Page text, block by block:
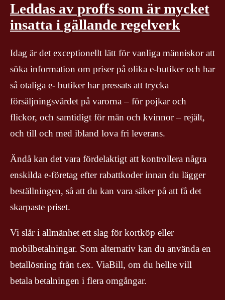
Leddas av proffs som är mycket
insatta i gällande regelverk
Idag är det exceptionellt lätt för vanliga människor att
söka information om priser på olika e-butiker och har
så otaliga e- butiker har pressats att trycka
försäljningsvärdet på varorna – för pojkar och
flickor, och samtidigt för män och kvinnor – rejält,
och till och med ibland lova fri leverans.
Ändå kan det vara fördelaktigt att kontrollera några
enskilda e-företag efter rabattkoder innan du lägger
beställningen, så att du kan vara säker på att få det
skarpaste priset.
Vi slår i allmänhet ett slag för kortköp eller
mobilbetalningar. Som alternativ kan du använda en
betallösning från t.ex. ViaBill, om du hellre vill
betala betalningen i flera omgångar.